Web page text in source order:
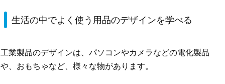
生活の中でよく使う用品のデザインを学べる
工業製品のデザインは、パソコンやカメラなどの電化製品
や、おもちゃなど、様々な物があります。